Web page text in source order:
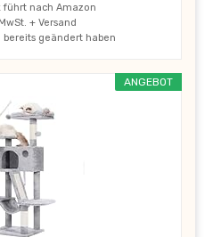
führt nach Amazon
+ Versand
bereits geändert haben
ANGEBOT